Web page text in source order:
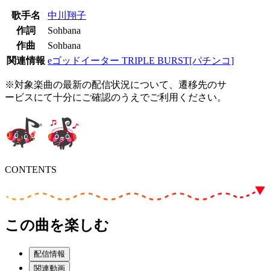
歌手名
中川翔子
作詞
Sohbana
作曲
Sohbana
関連情報 eゴッドイーター TRIPLE BURST[パチンコ]
※対象楽曲の最新の配信状況について、遷移先のサ
ービスにて十分にご確認のうえでご利用ください。
CONTENTS
この曲を楽しむ
配信情報
関連動画